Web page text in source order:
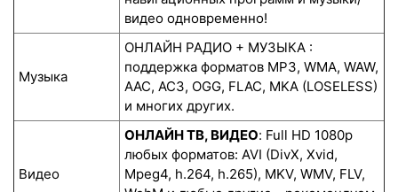
видео одновременно!
Музыка
ОНЛАЙН РАДИО + МУЗЫКА :
поддержка форматов MP3, WMA, WAW,
AAC, AC3, OGG, FLAC, MKA (LOSELESS)
и многих других.
Видео
ОНЛАЙН ТВ, ВИДЕО: Full HD 1080p
любых форматов: AVI (DivX, Xvid,
Mpeg4, h.264, h.265), MKV, WMV, FLV,